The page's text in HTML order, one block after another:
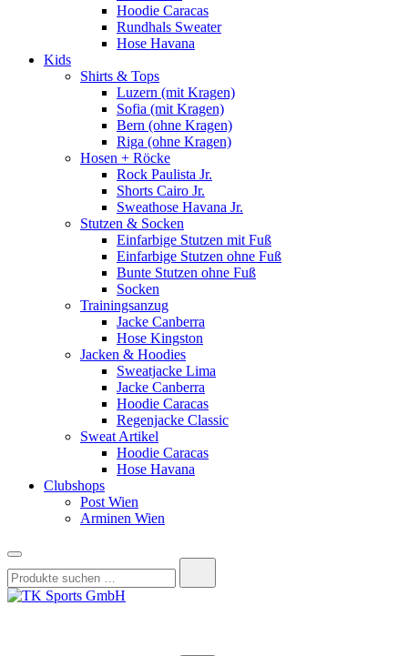
Hoodie Caracas
Rundhals Sweater
Hose Havana
Kids
Shirts & Tops
Luzern (mit Kragen)
Sofia (mit Kragen)
Bern (ohne Kragen)
Riga (ohne Kragen)
Hosen + Röcke
Rock Paulista Jr.
Shorts Cairo Jr.
Sweathose Havana Jr.
Stutzen & Socken
Einfarbige Stutzen mit Fuß
Einfarbige Stutzen ohne Fuß
Bunte Stutzen ohne Fuß
Socken
Trainingsanzug
Jacke Canberra
Hose Kingston
Jacken & Hoodies
Sweatjacke Lima
Jacke Canberra
Hoodie Caracas
Regenjacke Classic
Sweat Artikel
Hoodie Caracas
Hose Havana
Clubshops
Post Wien
Arminen Wien
nach: